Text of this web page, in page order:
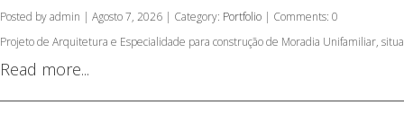
Posted by admin | Agosto 7, 2026 | Category: Portfolio | Comments: 0
Projeto de Arquitetura e Especialidade para construção de Moradia Unifamiliar,
Read more...